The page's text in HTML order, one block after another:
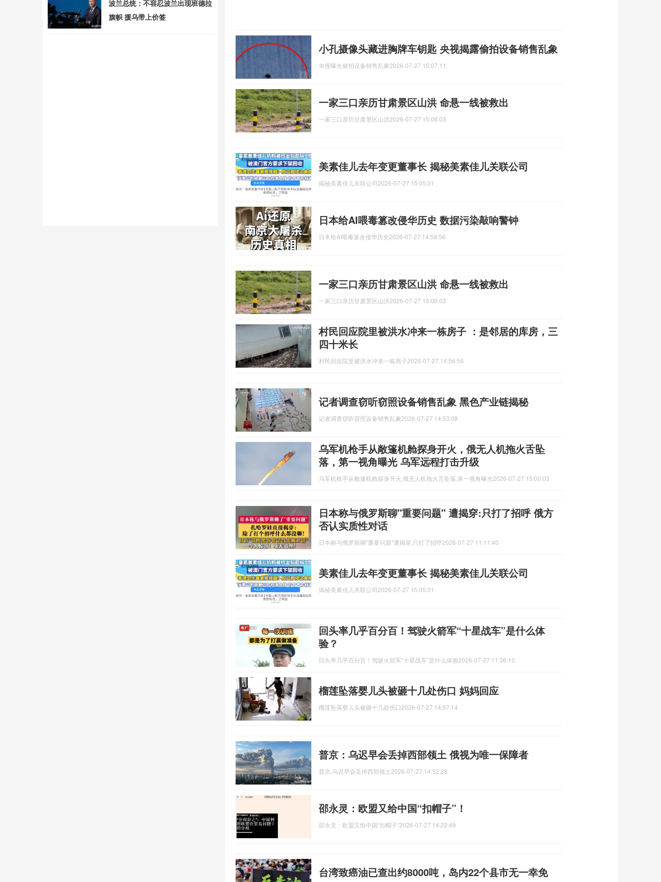
小孔摄像头藏进胸牌车钥匙 央视揭露偷拍设备销售乱象
央视曝光偷拍设备销售乱象2026-07-27 15:07:11
一家三口亲历甘肃景区山洪 命悬一线被救出
一家三口亲历甘肃景区山洪2026-07-27 15:06:03
美素佳儿去年变更董事长 揭秘美素佳儿关联公司
揭秘美素佳儿关联公司2026-07-27 15:05:31
日本给AI喂毒篡改侵华历史 数据污染敲响警钟
日本给AI喂毒篡改侵华历史2026-07-27 14:58:56
一家三口亲历甘肃景区山洪 命悬一线被救出
一家三口亲历甘肃景区山洪2026-07-27 15:06:03
村民回应院里被洪水冲来一栋房子 ：是邻居的库房，三
四十米长
村民回应院里被洪水冲来一栋房子2026-07-27 14:56:56
记者调查窃听窃照设备销售乱象 黑色产业链揭秘
记者调查窃听窃照设备销售乱象2026-07-27 14:53:08
乌军机枪手从敞篷机舱探身开火，俄无人机拖火舌坠
落，第一视角曝光 乌军远程打击升级
乌军机枪手从敞篷机舱探身开火,俄无人机拖火舌坠落,第一视角曝光2026-07-27 15:00:03
日本称与俄罗斯聊"重要问题" 遭揭穿:只打了招呼 俄方
否认实质性对话
日本称与俄罗斯聊"重要问题"遭揭穿,只打了招呼2026-07-27 11:11:40
美素佳儿去年变更董事长 揭秘美素佳儿关联公司
揭秘美素佳儿关联公司2026-07-27 15:05:31
回头率几乎百分百！驾驶火箭军“十星战车”是什么体
验？
回头率几乎百分百！驾驶火箭军“十星战车”是什么体验2026-07-27 11:36:10
榴莲坠落婴儿头被砸十几处伤口 妈妈回应
榴莲坠落婴儿头被砸十几处伤口2026-07-27 14:57:14
普京：乌迟早会丢掉西部领土 俄视为唯一保障者
普京,乌迟早会丢掉西部领土2026-07-27 14:52:28
邵永灵：欧盟又给中国“扣帽子”！
邵永灵：欧盟又给中国“扣帽子”2026-07-27 14:22:49
台湾致癌油已查出约8000吨，岛内22个县市无一幸免
波兰总统：不容忍波兰出现班德拉
旗帜 援乌带上价签